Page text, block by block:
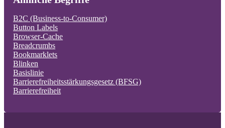
B2C (Business-to-Consumer)
Button Labels
Browser-Cache
Breadcrumbs
Bookmarklets
Blinken
Basislinie
Barrierefreiheitsstärkungsgesetz (BFSG)
Barrierefreiheit